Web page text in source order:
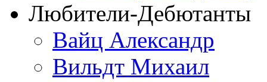
Любители-Дебютанты
Вайц Александр
Вильдт Михаил